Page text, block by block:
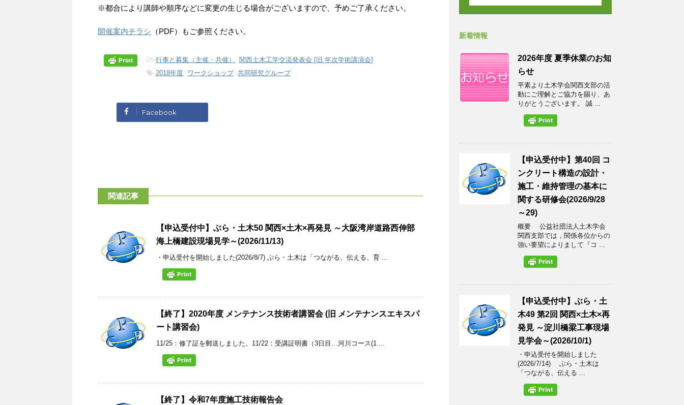
※都合により講師や順序などに変更の生じる場合がございますので、予めご了承ください。
開催案内チラシ （PDF）もご参照ください。
-行事と募集（主催・共催） , 関西土木工学交流発表会 [旧 年次学術講演会]
-2018年度, ワークショップ, 共同研究グループ
Facebook
関連記事
【申込受付中】ぶら・土木50 関西×土木×再発見 ～大阪湾岸道路西伸部
海上橋建設現場見学～(2026/11/13)
・申込受付を開始しました(2026/8/7) ぶら・土木は「つながる、伝える、育 ...
【終了】2020年度 メンテナンス技術者講習会 (旧 メンテナンスエキスパ
ート講習会)
11/25：修了証を郵送しました。11/22：受講証明書（3日目…河川コース(1 ...
【終了】令和7年度施工技術報告会
新着情報
2026年度 夏季休業のお知
らせ
平素より土木学会関西支部の活
動にご理解とご協力を賜り、あ
りがとうございます。 誠 ...
【申込受付中】第40回 コ
ンクリート構造の設計・
施工・維持管理の基本に
関する研修会(2026/9/28
～29)
概要 公益社団法人土木学会
関西支部では，関係各位からの
強い要望によりまして『コ ...
【申込受付中】ぶら・土
木49 第2回 関西×土木×再
発見 ～淀川橋梁工事現場
見学会～(2026/10/1)
・申込受付を開始しました
(2026/7/14) ぶら・土木は
「つながる、伝える ...